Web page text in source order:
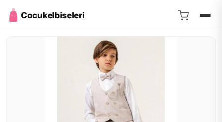
Cocukelbiseleri